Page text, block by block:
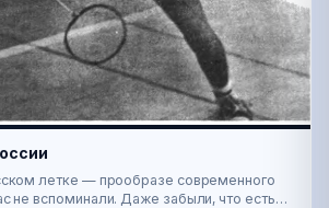
летке — прообразе современного
не вспоминали. Даже забыли, что есть